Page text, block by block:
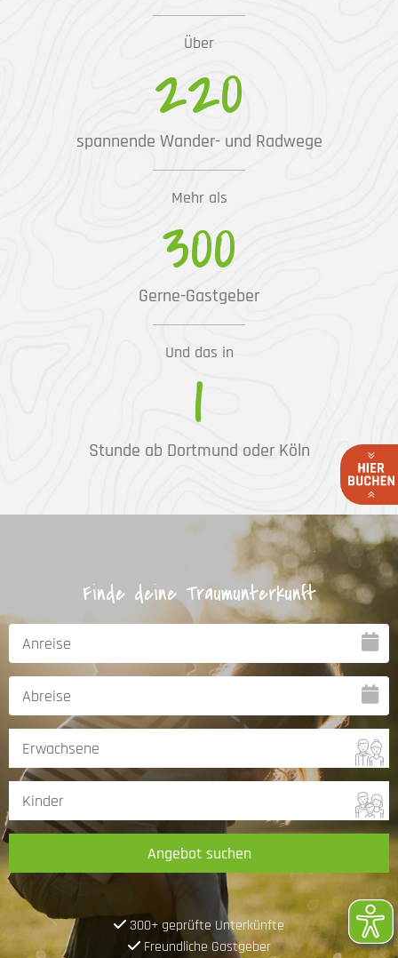
Über
220
spannende Wander- und Radwege
Mehr als
300
Gerne-Gastgeber
Und das in
1
Stunde ab Dortmund oder Köln
Finde deine Traumunterkunft
Angebot suchen
300+ geprüfte Unterkünfte
Freundliche Gastgeber